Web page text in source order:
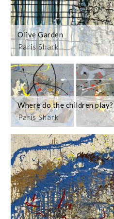
Paris Shark
Olive Garden
Paris Shark
Where do the children play?